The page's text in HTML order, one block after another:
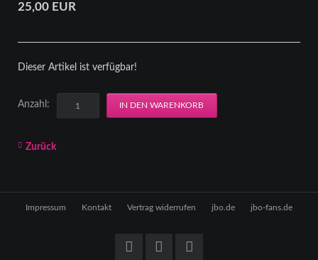
25,00 EUR
Dieser Artikel ist verfügbar!
Anzahl:
Zurück
Impressum Kontakt Vertrag widerrufen jbo.de jbo-fans.de